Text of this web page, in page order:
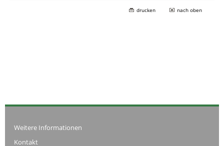
drucken nach oben
Weitere Informationen
Kontakt